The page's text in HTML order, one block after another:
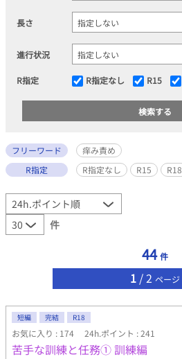
長さ
進行状況
R指定 R指定なし R15
フリーワード
痒み責め
R指定
R指定なし R15 R18
件
44 件
1 / 2 ページ
短編 完結 R18
お気に入り : 174 24h.ポイント : 241
苦手な訓練と任務① 訓練編